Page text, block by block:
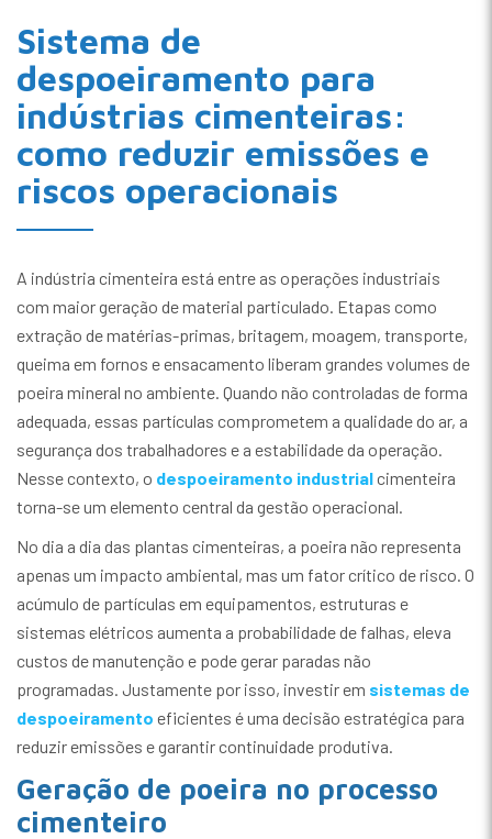
Sistema de
despoeiramento para
indústrias cimenteiras:
como reduzir emissões e
riscos operacionais
A indústria cimenteira está entre as operações industriais
com maior geração de material particulado. Etapas como
extração de matérias-primas, britagem, moagem, transporte,
queima em fornos e ensacamento liberam grandes volumes de
poeira mineral no ambiente. Quando não controladas de forma
adequada, essas partículas comprometem a qualidade do ar, a
segurança dos trabalhadores e a estabilidade da operação.
Nesse contexto, o despoeiramento industrial cimenteira
torna-se um elemento central da gestão operacional.
No dia a dia das plantas cimenteiras, a poeira não representa
apenas um impacto ambiental, mas um fator crítico de risco. O
acúmulo de partículas em equipamentos, estruturas e
sistemas elétricos aumenta a probabilidade de falhas, eleva
custos de manutenção e pode gerar paradas não
programadas. Justamente por isso, investir em sistemas de
despoeiramento eficientes é uma decisão estratégica para
reduzir emissões e garantir continuidade produtiva.
Geração de poeira no processo
cimenteiro